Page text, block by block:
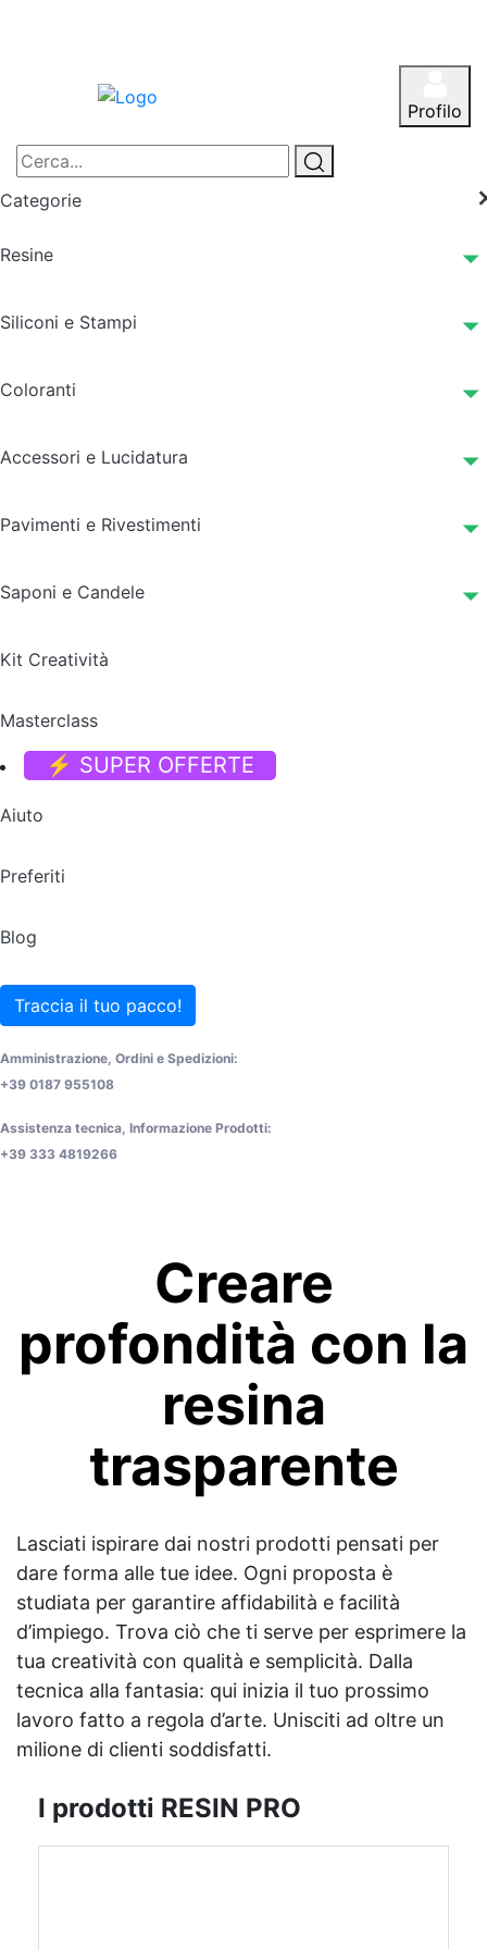
Profilo
Categorie
Resine
Siliconi e Stampi
Coloranti
Accessori e Lucidatura
Pavimenti e Rivestimenti
Saponi e Candele
Kit Creatività
Masterclass
⚡ SUPER OFFERTE
Aiuto
Preferiti
Blog
Traccia il tuo pacco!
Amministrazione, Ordini e Spedizioni:
+39 0187 955108
Assistenza tecnica, Informazione Prodotti:
+39 333 4819266
Creare
profondità con la
resina
trasparente
Lasciati ispirare dai nostri prodotti pensati per
dare forma alle tue idee. Ogni proposta è
studiata per garantire affidabilità e facilità
d’impiego. Trova ciò che ti serve per esprimere la
tua creatività con qualità e semplicità. Dalla
tecnica alla fantasia: qui inizia il tuo prossimo
lavoro fatto a regola d’arte. Unisciti ad oltre un
milione di clienti soddisfatti.
I prodotti RESIN PRO